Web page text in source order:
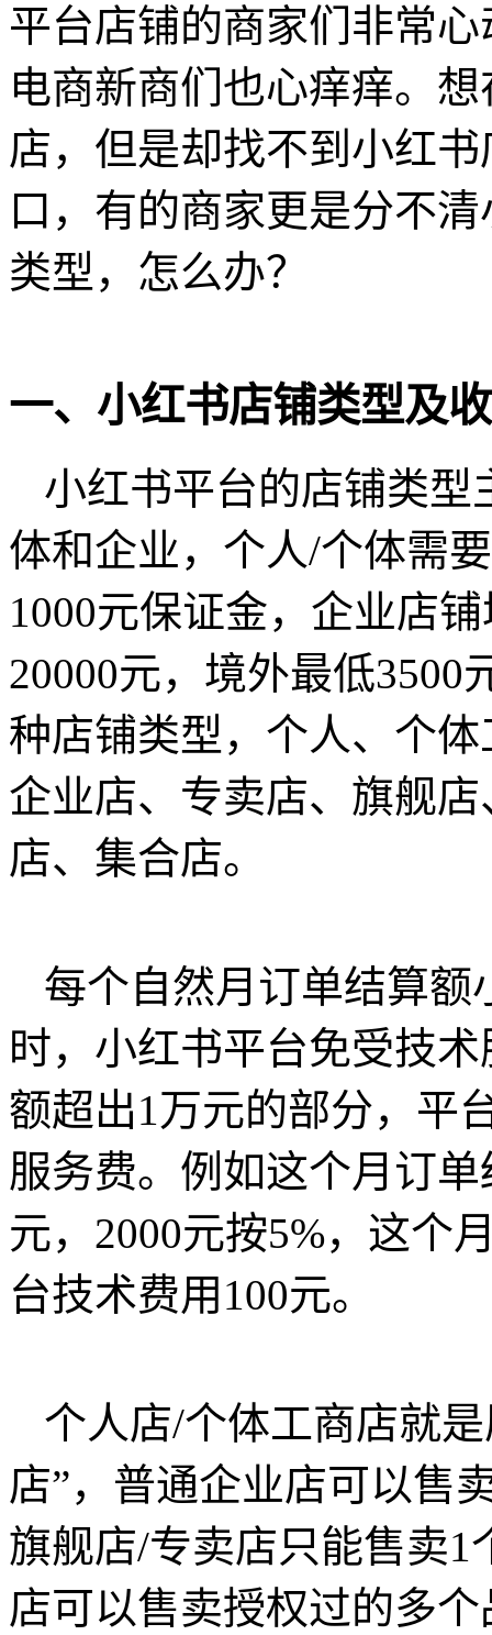
平台店铺的商家们非常
电商新商们也心痒痒。
店，但是却找不到小红
口，有的商家更是分不
类型，怎么办？
一、小红书店铺类型及
小红书平台的店铺类型
体和企业，个人/个体需
1000元保证金，企业店
20000元，境外最低3500
种店铺类型，个人、个
企业店、专卖店、旗舰
店、集合店。
每个自然月订单结算额
时，小红书平台免受技
额超出1万元的部分，平
服务费。例如这个月订单
元，2000元按5%，这个
台技术费用100元。
个人店/个体工商店就
店”，普通企业店可以售
旗舰店/专卖店只能售卖1
店可以售卖授权过的多个